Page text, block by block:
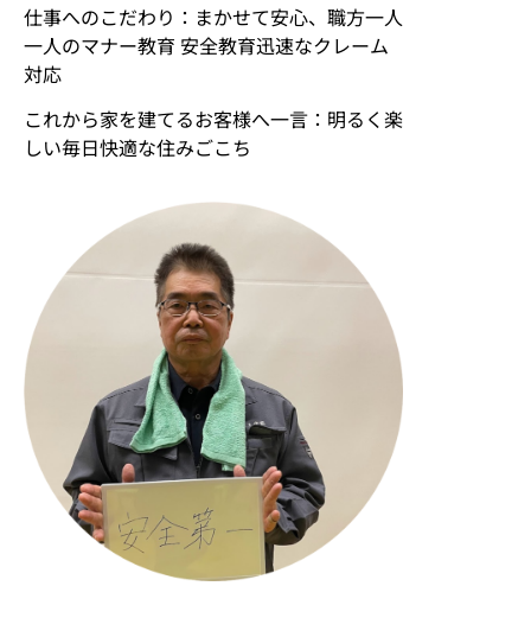
仕事へのこだわり：まかせて安心、職方一人
一人のマナー教育 安全教育迅速なクレーム
対応
これから家を建てるお客様へ一言：明るく楽
しい毎日快適な住みごこち